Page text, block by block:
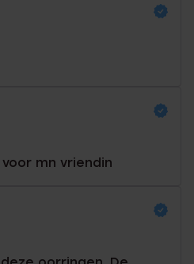
mn vriendin